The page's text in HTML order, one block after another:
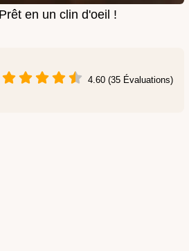
en un clin d'oeil !
4.60 (35 Évaluations)